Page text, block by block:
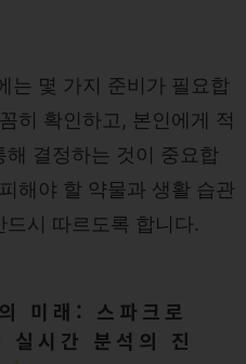
는 몇 가지 준비가 필요합
히 확인하고, 본인에게 적
결정하는 것이 중요합
해야 할 약물과 생활 습관
시 따르도록 합니다.
미래: 스파크로
실시간 분석의 진